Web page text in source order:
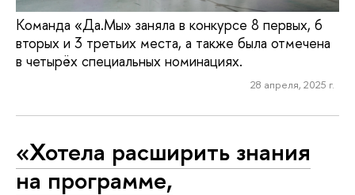
Команда «Да.Мы» заняла в конкурсе 8 первых, 6
вторых и 3 третьих места, а также была отмечена
в четырёх специальных номинациях.
28 апреля, 2025 г.
«Хотела расширить знания
на программе,